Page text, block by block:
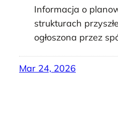
Informacja o
strukturach
ogłoszona przez
Mar 24, 2026